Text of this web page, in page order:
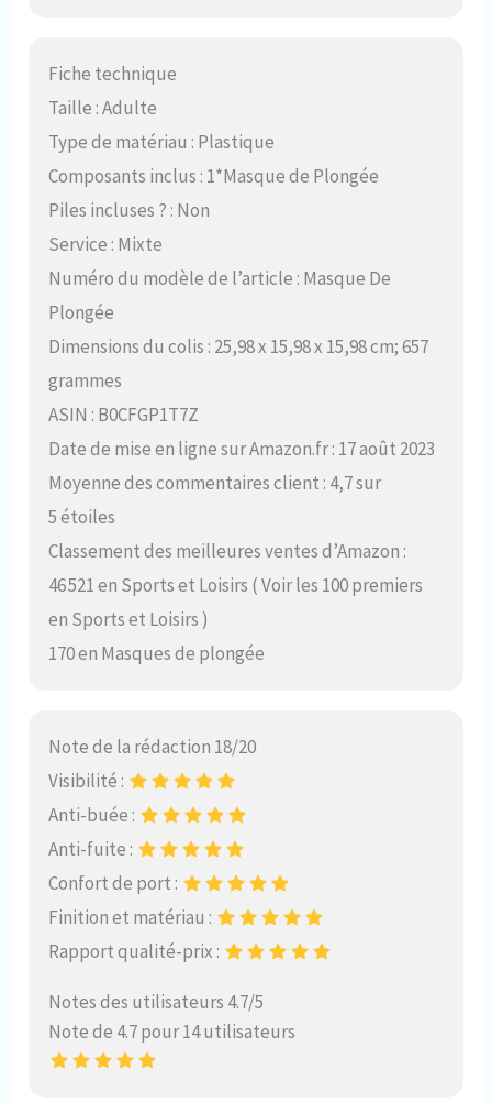
Fiche technique
Taille : Adulte
Type de matériau : Plastique
Composants inclus : 1*Masque de Plongée
Piles incluses ? : Non
Service : Mixte
Numéro du modèle de l’article : Masque De
Plongée
Dimensions du colis : 25,98 x 15,98 x 15,98 cm; 657
grammes
ASIN : B0CFGP1T7Z
Date de mise en ligne sur Amazon.fr : 17 août 2023
Moyenne des commentaires client : 4,7 sur
5 étoiles
Classement des meilleures ventes d’Amazon :
46 521 en Sports et Loisirs ( Voir les 100 premiers
en Sports et Loisirs )
170 en Masques de plongée
Note de la rédaction 18/20
Visibilité :
Anti-buée :
Anti-fuite :
Confort de port :
Finition et matériau :
Rapport qualité-prix :
Notes des utilisateurs 4.7/5
Note de 4.7 pour 14 utilisateurs